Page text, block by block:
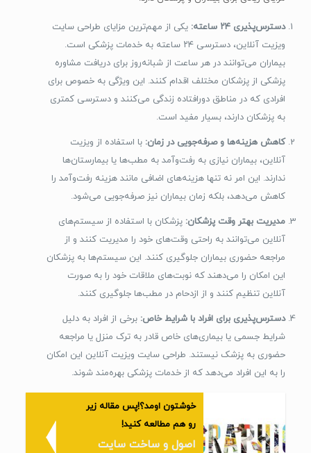
دسترس‌پذیری ۲۴ ساعته:
یکی از مهم‌ترین مزایای طراحی سایت
ویزیت آنلاین، دسترسی ۲۴ ساعته به خدمات پزشکی است.
بیماران می‌توانند در هر ساعت از شبانه‌روز برای دریافت مشاوره
پزشکی از پزشکان مختلف اقدام کنند. این ویژگی به خصوص برای
افرادی که در مناطق دورافتاده زندگی می‌کنند و دسترسی کمتری
به پزشکان دارند، بسیار مفید است.
کاهش هزینه‌ها و صرفه‌جویی در زمان: با استفاده از ویزیت
آنلاین، بیماران نیازی به رفت‌وآمد به مطب‌ها یا بیمارستان‌ها
ندارند. این امر نه تنها هزینه‌های اضافی مانند هزینه رفت‌وآمد را
کاهش می‌دهد، بلکه زمان بیماران نیز صرفه‌جویی می‌شود.
مدیریت بهتر وقت پزشکان: پزشکان با استفاده از سیستم‌های
آنلاین می‌توانند به راحتی وقت‌های خود را مدیریت کنند و از
مراجعه حضوری بیماران جلوگیری کنند. این سیستم‌ها به پزشکان
این امکان را می‌دهند که نوبت‌های ملاقات خود را به صورت
آنلاین تنظیم کنند و از ازدحام در مطب‌ها جلوگیری کنند.
دسترس‌پذیری برای افراد با شرایط خاص: برخی از افراد به دلیل
شرایط جسمی یا بیماری‌های خاص قادر به ترک منزل یا مراجعه
حضوری به پزشک نیستند. طراحی سایت ویزیت آنلاین این امکان
را به این افراد می‌دهد که از خدمات پزشکی بهره‌مند شوند.
خوشتون اومد؟!پس مقاله زیر
رو هم مطالعه کنید!
اصول و ساخت سایت